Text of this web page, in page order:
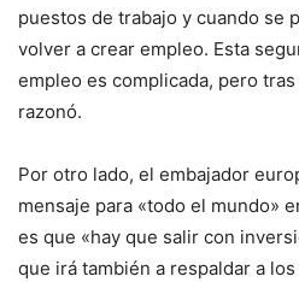
puestos de trabajo y cuando se
volver a crear empleo. Esta
empleo es complicada, pero
razonó.
Por otro lado, el embajador
mensaje para «todo el mundo»
es que «hay que salir con
que irá también a respaldar a